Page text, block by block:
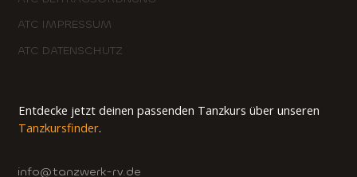
ATC IMPRESSUM
ATC DATENSCHUTZ
Entdecke jetzt deinen passenden Tanzkurs über unseren
Tanzkursfinder.
info@tanzwerk-rv.de